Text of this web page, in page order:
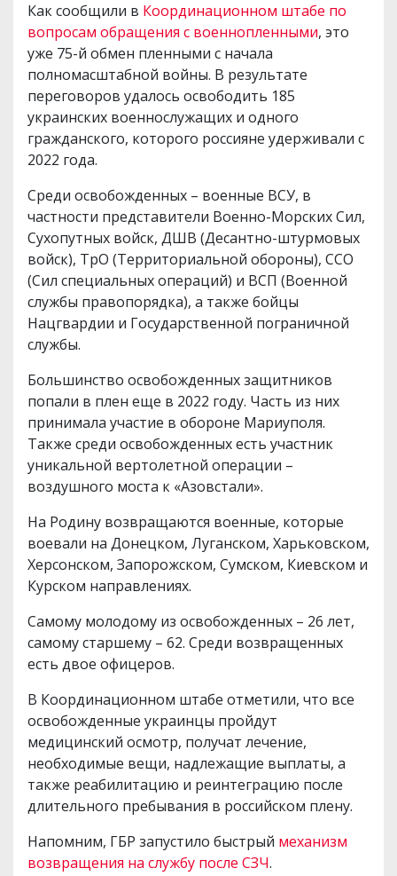
Как сообщили в Координационном штабе по
вопросам обращения с военнопленными, это
уже 75-й обмен пленными с начала
полномасштабной войны. В результате
переговоров удалось освободить 185
украинских военнослужащих и одного
гражданского, которого россияне удерживали с
2022 года.
Среди освобожденных – военные ВСУ, в
частности представители Военно-Морских Сил,
Сухопутных войск, ДШВ (Десантно-штурмовых
войск), ТрО (Территориальной обороны), ССО
(Сил специальных операций) и ВСП (Военной
службы правопорядка), а также бойцы
Нацгвардии и Государственной пограничной
службы.
Большинство освобожденных защитников
попали в плен еще в 2022 году. Часть из них
принимала участие в обороне Мариуполя.
Также среди освобожденных есть участник
уникальной вертолетной операции –
воздушного моста к «Азовстали».
На Родину возвращаются военные, которые
воевали на Донецком, Луганском, Харьковском,
Херсонском, Запорожском, Сумском, Киевском и
Курском направлениях.
Самому молодому из освобожденных – 26 лет,
самому старшему – 62. Среди возвращенных
есть двое офицеров.
В Координационном штабе отметили, что все
освобожденные украинцы пройдут
медицинский осмотр, получат лечение,
необходимые вещи, надлежащие выплаты, а
также реабилитацию и реинтеграцию после
длительного пребывания в российском плену.
Напомним, ГБР запустило быстрый механизм
возвращения на службу после СЗЧ.